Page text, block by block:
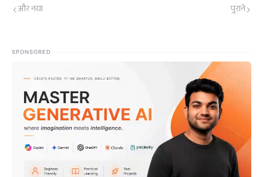
और नया पुराने
SPONSORED